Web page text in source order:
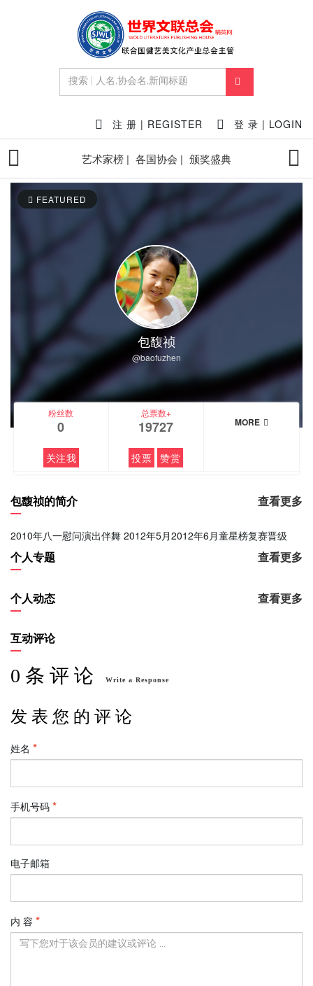
注 册 | REGISTER 登 录 | LOGIN
艺术家榜 | 各国协会 | 颁奖盛典
FEATURED
包馥祯
@baofuzhen
粉丝数
0
关注我
总票数+
19727
投票 赞赏
MORE
包馥祯的简介 查看更多
2010年八一慰问演出伴舞 2012年5月2012年6月童星榜复赛晋级
个人专题 查看更多
个人动态 查看更多
互动评论
0 条 评 论 Write a Response
发 表 您 的 评 论
姓名
手机号码
电子邮箱
内 容